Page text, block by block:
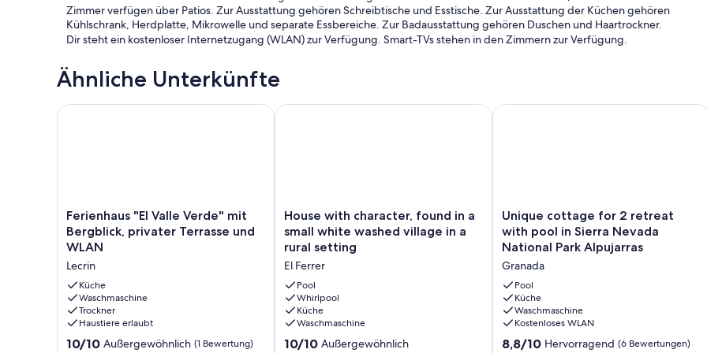
Zimmer verfügen über Patios. Zur Ausstattung gehören Schreibtische und Esstische. Zur Ausstattung der Küchen gehören
Kühlschrank, Herdplatte, Mikrowelle und separate Essbereiche. Zur Badausstattung gehören Duschen und Haartrockner.
Dir steht ein kostenloser Internetzugang (WLAN) zur Verfügung. Smart-TVs stehen in den Zimmern zur Verfügung.
Ähnliche Unterkünfte
Ferienhaus
"El
Valle
Verde"
mit
Bergblick,
privater
Terrasse
und
WLAN
Ferienhaus "El Valle Verde" mit
Bergblick, privater Terrasse und
WLAN
Lecrin
Küche
Waschmaschine
Trockner
Haustiere erlaubt
10.0
10/10 Außergewöhnlich (1 Bewertung)
Ferienhaus "El Valle Verde" mit Bergblick, privater Terrasse und WLAN
House
with
character,
found
in
a
small
white
washed
village
House with character, found in a
small white washed village in a
rural setting
El Ferrer
Pool
Whirlpool
Küche
Waschmaschine
10.0
10/10 Außergewöhnlich
House with character, found in a small white washed village in a rural
Unique
cottage
for
2
retreat
with
pool
in
Sierra
Nevada
Unique cottage for 2 retreat
with pool in Sierra Nevada
National Park Alpujarras
Granada
Pool
Küche
Waschmaschine
Kostenloses WLAN
8.8
8,8/10 Hervorragend (6 Bewertungen)
Unique cottage for 2 retreat with